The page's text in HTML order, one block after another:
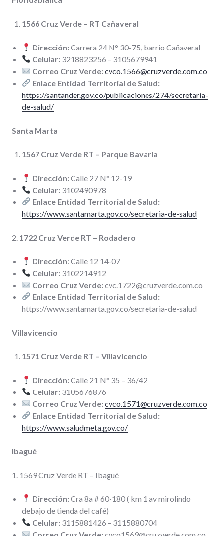
1566 Cruz Verde – RT Cañaveral
Dirección:Carrera 24 N° 30-75, barrio Cañaveral
Celular: 3218823256 – 3105679941
Correo Cruz Verde:cvco.1566@cruzverde.com.co
Enlace Entidad Territorial de Salud:
https://santander.gov.co/publicaciones/274/secretaria-
de-salud/
Santa Marta
1567 Cruz Verde RT – Parque Bavaria
Dirección:Calle 27 N° 12-19
Celular: 3102490978
Enlace Entidad Territorial de Salud:
https://www.santamarta.gov.co/secretaria-de-salud
2. 1722 Cruz Verde RT – Rodadero
Dirección: Calle 12 14-07
Celular: 3102214912
Correo Cruz Verde:cvc.1722@cruzverde.com.co
Enlace Entidad Territorial de Salud:
https://www.santamarta.gov.co/secretaria-de-salud
Villavicencio
1571 Cruz Verde RT – Villavicencio
Dirección:Calle 21 N° 35 – 36/42
Celular: 3105676876
Correo Cruz Verde:cvco.1571@cruzverde.com.co
Enlace Entidad Territorial de Salud:
https://www.saludmeta.gov.co/
Ibagué
1. 1569 Cruz Verde RT – Ibagué
Dirección:Cra 8a # 60-180 ( km 1 av mirolindo
debajo de tienda del café)
Celular: 3115881426 – 3115880704
Correo Cruz Verde:cvco1569@cruzverde.com.co